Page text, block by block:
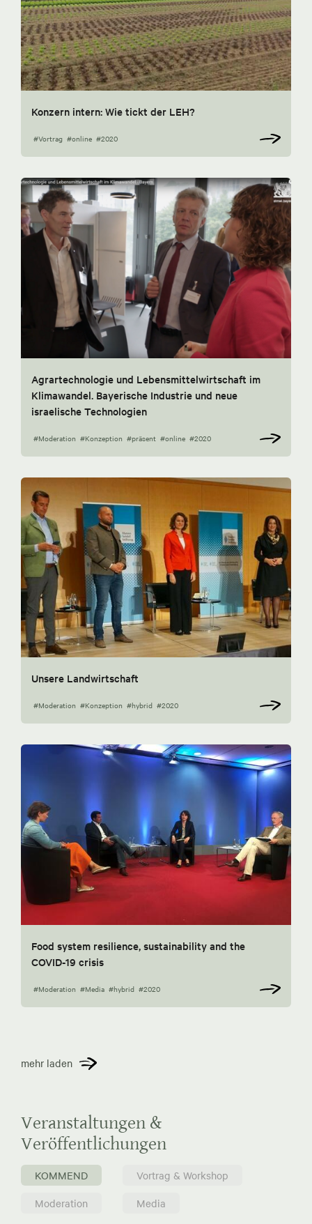
Konzern intern: Wie tickt der LEH?
#Vortrag #online #2020
Agrartechnologie und Lebensmittelwirtschaft im
Klimawandel. Bayerische Industrie und neue
israelische Technologien
#Moderation #Konzeption #präsent #online #2020
Unsere Landwirtschaft
#Moderation #Konzeption #hybrid #2020
Food system resilience, sustainability and the
COVID-19 crisis
#Moderation #Media #hybrid #2020
mehr laden
Veranstaltungen &
Veröffentlichungen
KOMMEND
Vortrag & Workshop
Moderation
Media